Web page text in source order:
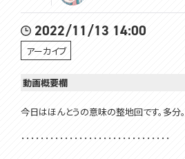
2022/11/13 14:00
アーカイブ
動画概要欄
今日はほんとうの意味の整地回です。多分。
･･･････････････････････････････